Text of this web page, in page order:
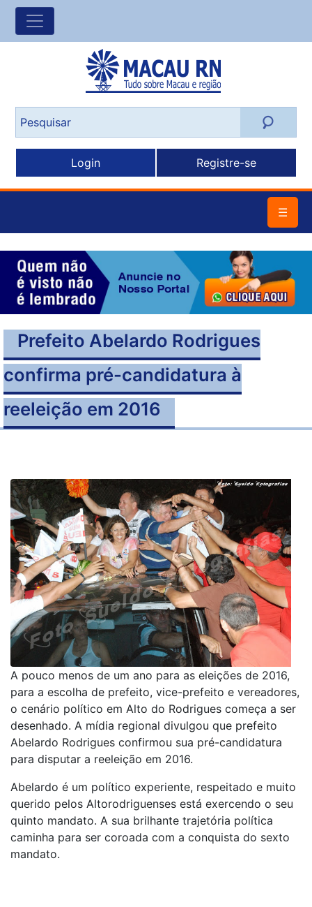
Login Registre-se
☰
Prefeito Abelardo Rodrigues
confirma pré-candidatura à
reeleição em 2016
A pouco menos de um ano para as eleições de 2016,
para a escolha de prefeito, vice-prefeito e vereadores,
o cenário político em Alto do Rodrigues começa a ser
desenhado. A mídia regional divulgou que prefeito
Abelardo Rodrigues confirmou sua pré-candidatura
para disputar a reeleição em 2016.
Abelardo é um político experiente, respeitado e muito
querido pelos Altorodriguenses está exercendo o seu
quinto mandato. A sua brilhante trajetória política
caminha para ser coroada com a conquista do sexto
mandato.